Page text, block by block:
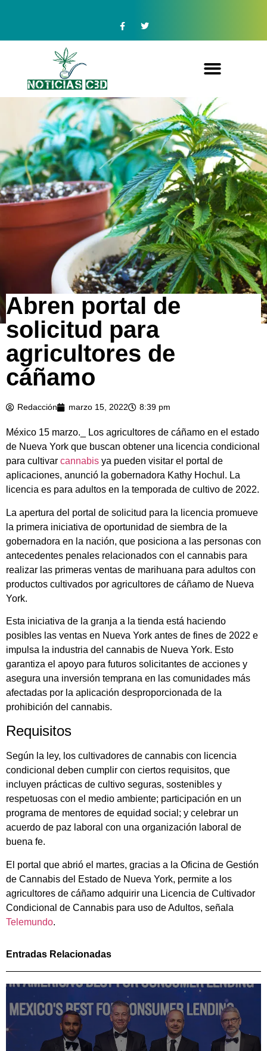
Abren portal de
solicitud para
agricultores de
cáñamo
Redacción marzo 15, 2022 8:39 pm
México 15 marzo._ Los agricultores de cáñamo en el estado
de Nueva York que buscan obtener una licencia condicional
para cultivar cannabis ya pueden visitar el portal de
aplicaciones, anunció la gobernadora Kathy Hochul. La
licencia es para adultos en la temporada de cultivo de 2022.
La apertura del portal de solicitud para la licencia promueve
la primera iniciativa de oportunidad de siembra de la
gobernadora en la nación, que posiciona a las personas con
antecedentes penales relacionados con el cannabis para
realizar las primeras ventas de marihuana para adultos con
productos cultivados por agricultores de cáñamo de Nueva
York.
Esta iniciativa de la granja a la tienda está haciendo
posibles las ventas en Nueva York antes de fines de 2022 e
impulsa la industria del cannabis de Nueva York. Esto
garantiza el apoyo para futuros solicitantes de acciones y
asegura una inversión temprana en las comunidades más
afectadas por la aplicación desproporcionada de la
prohibición del cannabis.
Requisitos
Según la ley, los cultivadores de cannabis con licencia
condicional deben cumplir con ciertos requisitos, que
incluyen prácticas de cultivo seguras, sostenibles y
respetuosas con el medio ambiente; participación en un
programa de mentores de equidad social; y celebrar un
acuerdo de paz laboral con una organización laboral de
buena fe.
El portal que abrió el martes, gracias a la Oficina de Gestión
de Cannabis del Estado de Nueva York, permite a los
agricultores de cáñamo adquirir una Licencia de Cultivador
Condicional de Cannabis para uso de Adultos, señala
Telemundo.
Entradas Relacionadas